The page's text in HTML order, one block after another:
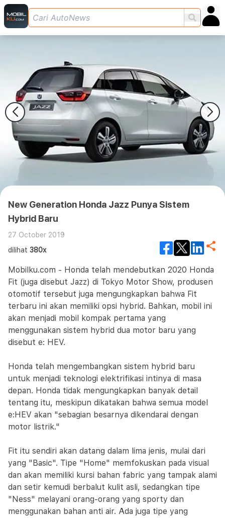
New Generation Honda Jazz Punya Sistem
Hybrid Baru
27 October 2019
dilihat 380x
Mobilku.com - Honda telah mendebutkan 2020 Honda
Fit (juga disebut Jazz) di Tokyo Motor Show, produsen
otomotif tersebut juga mengungkapkan bahwa Fit
terbaru ini akan memiliki opsi hybrid. Bahkan, mobil ini
akan menjadi mobil kompak pertama yang
menggunakan sistem hybrid dua motor baru yang
disebut e: HEV.
Honda telah mengembangkan sistem hybrid baru
untuk menjadi teknologi elektrifikasi intinya di masa
depan. Honda tidak mengungkapkan banyak detail
tentang itu, meskipun dikatakan bahwa semua model
e:HEV akan "sebagian besarnya dikendarai dengan
motor listrik."
Fit itu sendiri akan datang dalam lima jenis, mulai dari
yang "Basic". Tipe "Home" memfokuskan pada visual
dan akan memiliki kursi bahan fabric yang tampak alami
dan setir kemudi berbalut kulit asli, sedangkan tipe
"Ness" melayani orang-orang yang sporty dan
menggunakan bahan anti air. Ada juga tipe yang